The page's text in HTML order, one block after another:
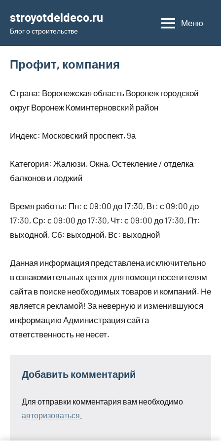
содержимому
stroyotdeldeco.ru
Блог о строительстве
Меню
Профит, компания
Страна: Воронежская область Воронеж городской
округ Воронеж Коминтерновский район
Индекс: Московский проспект, 9а
Категория: Жалюзи, Окна, Остекление / отделка
балконов и лоджий
Время работы: Пн: с 09:00 до 17:30, Вт: с 09:00 до
17:30, Ср: с 09:00 до 17:30, Чт: с 09:00 до 17:30, Пт:
выходной, Сб: выходной, Вс: выходной
Данная информация представлена исключительно
в ознакомительных целях для помощи посетителям
сайта в поиске необходимых товаров и компаний. Не
является рекламой! За неверную и изменившуюся
информацию Администрация сайта
ответственность не несет.
Добавить комментарий
Для отправки комментария вам необходимо
авторизоваться